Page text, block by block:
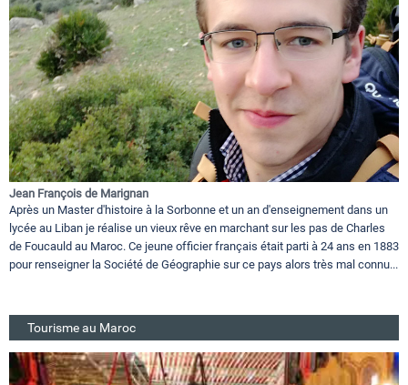
Jean François de Marignan
Après un Master d'histoire à la Sorbonne et un an d'enseignement dans un
lycée au Liban je réalise un vieux rêve en marchant sur les pas de Charles
de Foucauld au Maroc. Ce jeune officier français était parti à 24 ans en 1883
pour renseigner la Société de Géographie sur ce pays alors très mal connu...
Tourisme au Maroc